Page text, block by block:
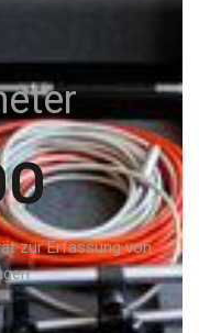
zur Erfassung von